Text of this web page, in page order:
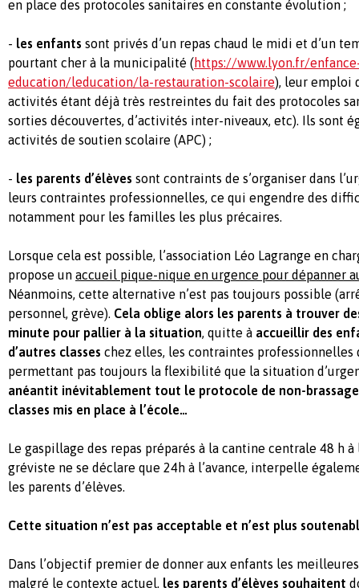
en place des protocoles sanitaires en constante évolution ;
- les enfants sont privés d’un repas chaud le midi et d’un
pourtant cher à la municipalité ( https://www.lyon.fr/
education/leducation/la-restauration-scolaire), leur emploi
activités étant déjà très restreintes du fait des protocoles
sorties découvertes, d’activités inter-niveaux, etc). Ils sont
activités de soutien scolaire (APC) ;
- les parents d’élèves sont contraints de s’organiser dans
leurs contraintes professionnelles, ce qui engendre des
notamment pour les familles les plus précaires.
Lorsque cela est possible, l’association Léo Lagrange en
propose un accueil pique-nique en urgence pour dépanner
Néanmoins, cette alternative n’est pas toujours possible
personnel, grève). Cela oblige alors les parents à trouver
minute pour pallier à la situation, quitte à accueillir des
d’autres classes chez elles, les contraintes professionnelles
permettant pas toujours la flexibilité que la situation
anéantit inévitablement tout le protocole de non-
classes mis en place à l’école…
Le gaspillage des repas préparés à la cantine centrale 48 h à
gréviste ne se déclare que 24h à l’avance, interpelle
les parents d’élèves.
Cette situation n’est pas acceptable et n’est plus
Dans l’objectif premier de donner aux enfants les
malgré le contexte actuel, les parents d’élèves souhaitent